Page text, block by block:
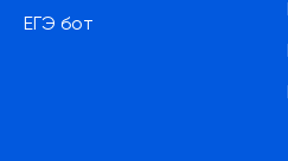
ЕГЭ бот